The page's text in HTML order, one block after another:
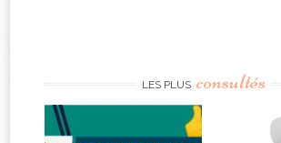
LES PLUS consultés